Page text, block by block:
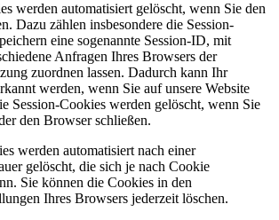
werden automatisiert gelöscht, wenn Sie den
Dazu zählen insbesondere die Session-
eine sogenannte Session-ID, mit
Anfragen Ihres Browsers der
zuordnen lassen. Dadurch kann Ihr
werden, wenn Sie auf unsere Website
Session-Cookies werden gelöscht, wenn Sie
den Browser schließen.
werden automatisiert nach einer
gelöscht, die sich je nach Cookie
Sie können die Cookies in den
Ihres Browsers jederzeit löschen.